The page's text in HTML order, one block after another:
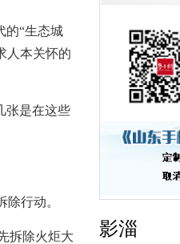
的“生态城
人本关怀的
张是在这些
行动。
拆除火炬大
影淄